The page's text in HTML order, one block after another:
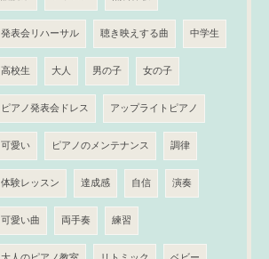
発表会リハーサル 聴き映えする曲 中学生
高校生 大人 男の子 女の子
ピアノ発表会ドレス アップライトピアノ
可愛い ピアノのメンテナンス 調律
体験レッスン 達成感 自信 演奏
可愛い曲 両手奏 練習